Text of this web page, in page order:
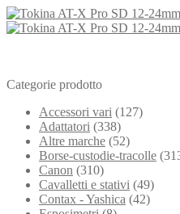
Categorie prodotto
Accessori vari (127)
Adattatori (338)
Altre marche (52)
Borse-custodie-tracolle
Canon (310)
Cavalletti e stativi (49)
Contax - Yashica (42)